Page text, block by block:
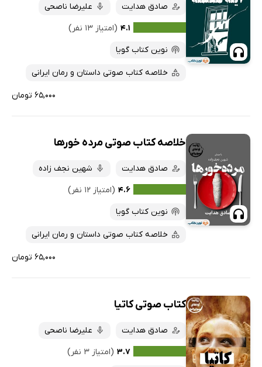
صادق هدایت
علیرضا ناصحی
۴.۱ (امتیاز ۱۳ نفر)
نوین کتاب گویا
خلاصه کتاب صوتی داستان و رمان ایرانی
۶۵,۰۰۰ تومان
خلاصه کتاب صوتی مرده خورها
صادق هدایت
شهین نجف زاده
۴.۶ (امتیاز ۱۲ نفر)
نوین کتاب گویا
خلاصه کتاب صوتی داستان و رمان ایرانی
۶۵,۰۰۰ تومان
کتاب صوتی کاتیا
صادق هدایت
علیرضا ناصحی
۳.۷ (امتیاز ۳ نفر)